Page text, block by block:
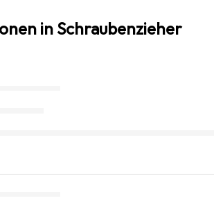
in Schraubenzieher